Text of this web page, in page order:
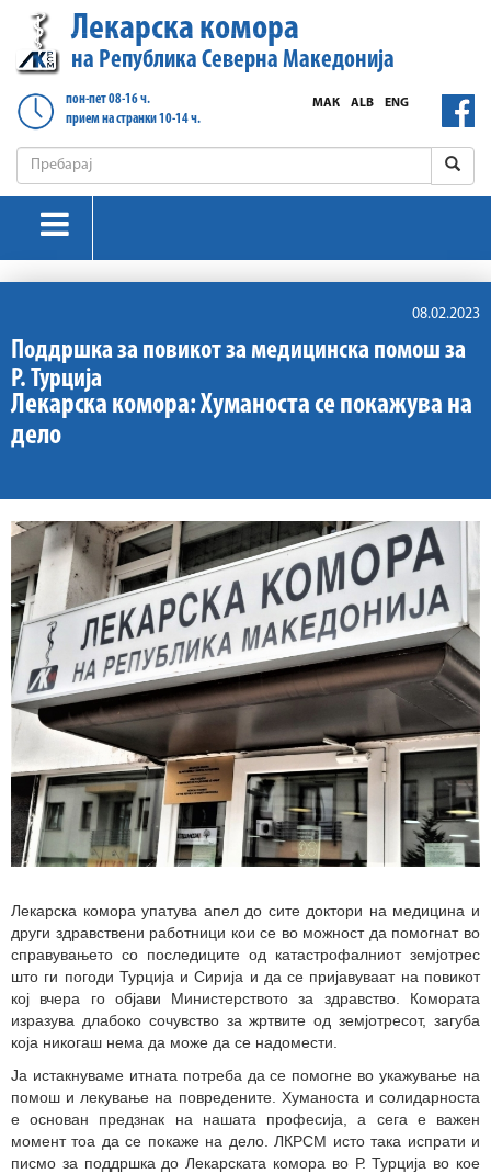
Лекарска комора
на Република Северна Македонија
пон-пет 08-16 ч.
прием на странки 10-14 ч.
ENG
ALB
МАК
08.02.2023
Поддршка за повикот за медицинска помош за
Р. Турција
Лекарска комора: Хуманоста се покажува на
дело
Лекарска комора упатува апел до сите доктори на медицина и
други здравствени работници кои се во можност да помогнат во
справувањето со последиците од катастрофалниот земјотрес
што ги погоди Турција и Сирија и да се пријавуваат на повикот
кој вчера го објави Министерството за здравство. Комората
изразува длабоко сочувство за жртвите од земјотресот, загуба
која никогаш нема да може да се надомести.
Ја истакнуваме итната потреба да се помогне во укажување на
помош и лекување на повредените. Хуманоста и солидарноста
е основан предзнак на нашата професија, а сега е важен
момент тоа да се покаже на дело. ЛКРСМ исто така испрати и
писмо за поддршка до Лекарската комора во Р. Турција во кое